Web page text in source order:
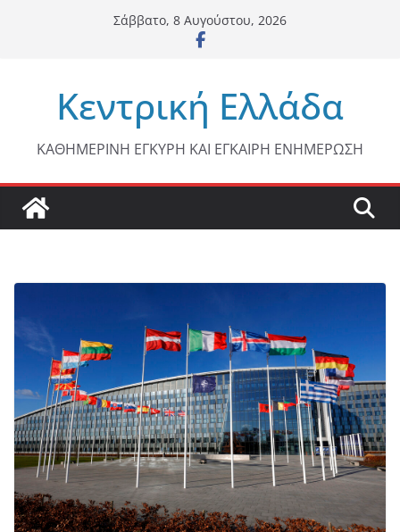
Σάββατο, 8 Αυγούστου, 2026
Κεντρική Ελλάδα
ΚΑΘΗΜΕΡΙΝΗ ΕΓΚΥΡΗ ΚΑΙ ΕΓΚΑΙΡΗ ΕΝΗΜΕΡΩΣΗ